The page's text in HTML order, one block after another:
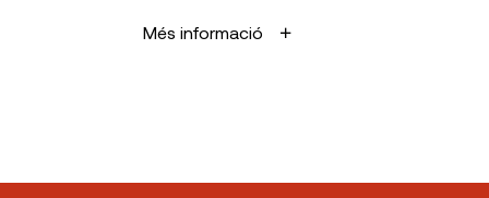
Més informació